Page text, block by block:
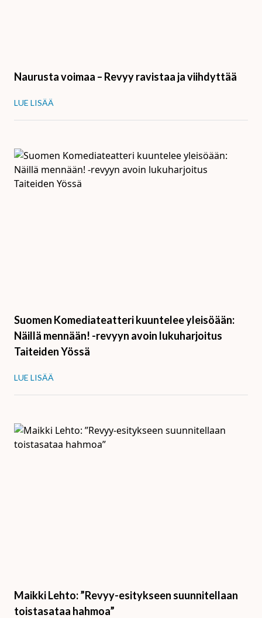
Naurusta voimaa – Revyy ravistaa ja viihdyttää
LUE LISÄÄ
Suomen Komediateatteri kuuntelee yleisöään:
Näillä mennään! -revyyn avoin lukuharjoitus
Taiteiden Yössä
LUE LISÄÄ
Maikki Lehto: ”Revyy-esitykseen suunnitellaan
toistasataa hahmoa”